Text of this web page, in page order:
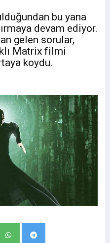
bu yana
devam ediyor.
gelen sorular,
Matrix filmi
koydu.